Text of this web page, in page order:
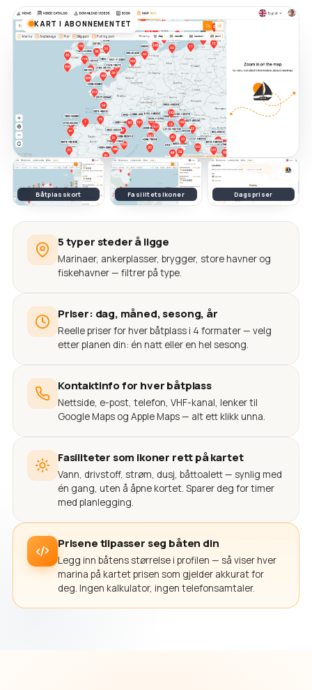
KART I ABONNEMENTET
Båtplasskort Fasilitetsikoner Dagspriser
5 typer steder å ligge
Marinaer, ankerplasser, brygger, store havner og
fiskehavner — filtrer på type.
Priser: dag, måned, sesong, år
Reelle priser for hver båtplass i 4 formater — velg
etter planen din: én natt eller en hel sesong.
Kontaktinfo for hver båtplass
Nettside, e-post, telefon, VHF-kanal, lenker til
Google Maps og Apple Maps — alt ett klikk unna.
Fasiliteter som ikoner rett på kartet
Vann, drivstoff, strøm, dusj, båttoalett — synlig med
én gang, uten å åpne kortet. Sparer deg for timer
med planlegging.
Prisene tilpasser seg båten din
Legg inn båtens størrelse i profilen — så viser hver
marina på kartet prisen som gjelder akkurat for
deg. Ingen kalkulator, ingen telefonsamtaler.